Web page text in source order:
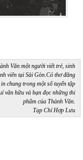
Văn một người viết trẻ, sinh
viên tại Sài Gòn.Có thơ đăng
chung trong một số tuyển tập
văn hữu và bạn đọc những thi
phẩm của Thành Văn.
Tạp Chí Hợp Lưu